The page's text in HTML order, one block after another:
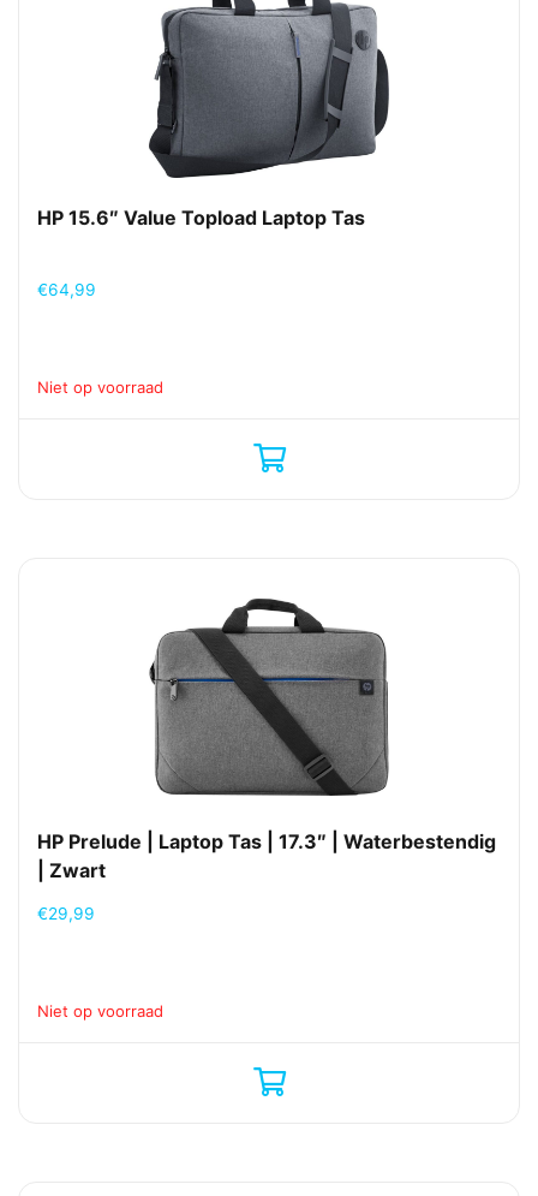
HP 15.6″ Value Topload Laptop Tas
€64,99
Niet op voorraad
HP Prelude | Laptop Tas | 17.3″ | Waterbestendig
| Zwart
€29,99
Niet op voorraad